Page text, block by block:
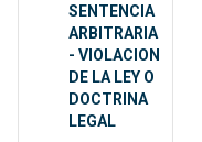
SENTENCIA
ARBITRARIA
- VIOLACION
DE LA LEY O
DOCTRINA
LEGAL